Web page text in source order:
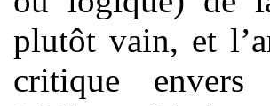
plutôt vain, et
critique